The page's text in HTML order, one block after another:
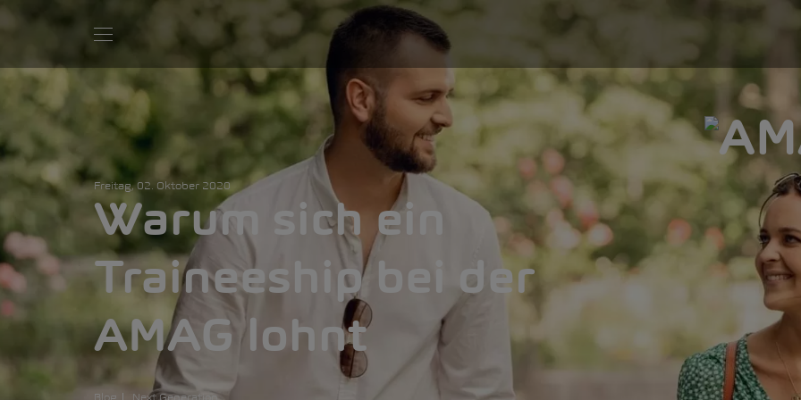
Freitag, 02. Oktober 2020
Warum sich ein
Traineeship bei der
AMAG lohnt
Blog Next Generation